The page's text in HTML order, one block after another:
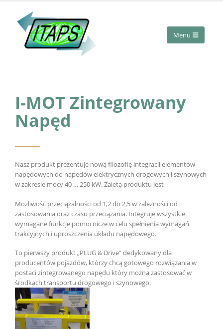
I-MOT Zintegrowany
Napęd
Nasz produkt prezentuje nową filozofię integracji elementów
napędowych do napędów elektrycznych drogowych i szynowych
w zakresie mocy 40 … 250 kW. Zaletą produktu jest
Możliwość przeciążalności od 1,2 do 2,5 w zależności od
zastosowania oraz czasu przeciążania. Integruje wszystkie
wymagane funkcje pomocnicze w celu spełnienia wymagań
trakcyjnych i uproszczenia układu napędowego.
To pierwszy produkt „PLUG & Drive” dedykowany dla
producentów pojazdów, którzy chcą gotowego rozwiązania w
postaci zintegrowanego napędu który można zastosować w
środkach transportu drogowego i szynowego.